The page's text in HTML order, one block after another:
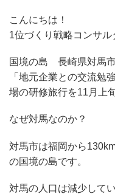
こんにちは！
1位づくり戦略コンサ
国境の島 長崎県対馬
「地元企業との交流勉
場の研修旅行を11月上
なぜ対馬なのか？
対馬市は福岡から
の国境の島です。
対馬の人口は減少して